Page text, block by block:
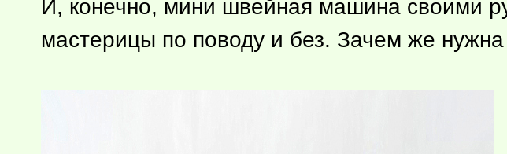
И, конечно, мини швейная машина своими
мастерицы по поводу и без. Зачем же